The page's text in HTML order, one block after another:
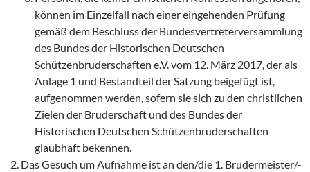
können im Einzelfall nach einer eingehenden Prüfung
gemäß dem Beschluss der Bundesvertreterversammlung
des Bundes der Historischen Deutschen
Schützenbruderschaften e.V. vom 12. März 2017, der als
Anlage 1 und Bestandteil der Satzung beigefügt ist,
aufgenommen werden, sofern sie sich zu den christlichen
Zielen der Bruderschaft und des Bundes der
Historischen Deutschen Schützenbruderschaften
glaubhaft bekennen.
Das Gesuch um Aufnahme ist an den/die 1. Brudermeister/-